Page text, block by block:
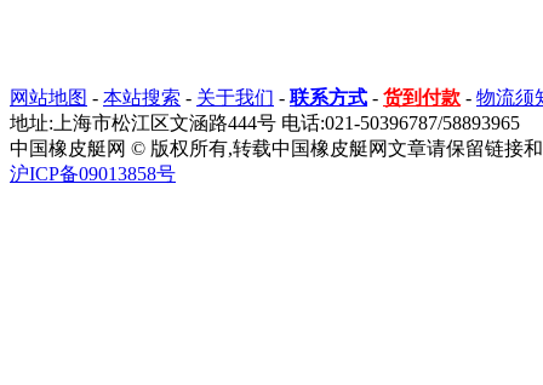
网站地图 - 本站搜索 - 关于我们 - 联系方式 - 货到付款 - 物流须
地址:上海市松江区文涵路444号 电话:021-50396787/58893965
中国橡皮艇网 © 版权所有,转载中国橡皮艇网文章请保留链接
沪ICP备09013858号